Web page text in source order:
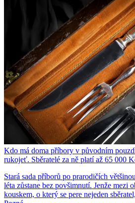
Kdo má doma příbory v původním
rukojeť. Sběratelé za ně platí až 65 000
Stará sada příborů po prarodičích
léta zůstane bez povšimnutí. Jenže mezi
kouskem, o který se pere nejeden